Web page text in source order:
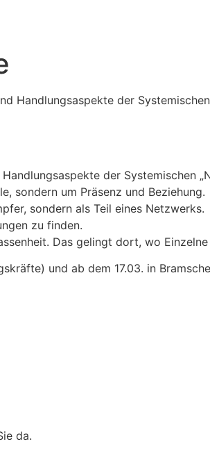
Handlungsaspekte der
der Systemischen
sondern um Präsenz und Beziehung.
sondern als Teil eines Netzwerks.
zu finden.
Das gelingt dort, wo
und ab dem 17.03. in
da.